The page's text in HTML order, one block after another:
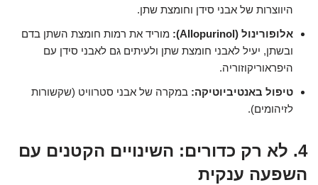
היווצרות של אבני סידן וחומצת שתן.
אלופורינול (Allopurinol):
מוריד את רמות חומצת השתן בדם
ובשתן, יעיל לאבני חומצת שתן ולעיתים גם לאבני סידן עם
היפראוריקוזוריה.
טיפול באנטיביוטיקה: במקרה של אבני סטרוויט (שקשורות
לזיהומים).
4. לא רק כדורים: השינויים הקטנים עם
השפעה ענקית